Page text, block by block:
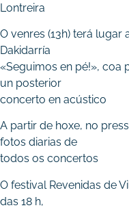
Lontreira
O venres (13h) terá
Dakidarría
«Seguimos en pé!», coa
un posterior
concerto en acústico
A partir de hoxe, no
fotos diarias de
todos os concertos
O festival Revenidas de
das 18 h,